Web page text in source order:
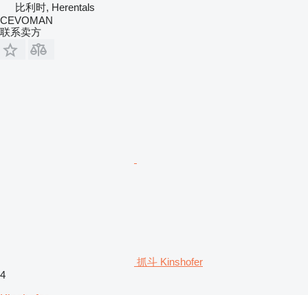
比利时, Herentals
CEVOMAN
联系卖方
抓斗 Kinshofer
4